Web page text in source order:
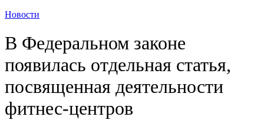
Новости
В Федеральном законе
появилась отдельная статья,
посвященная деятельности
фитнес-центров